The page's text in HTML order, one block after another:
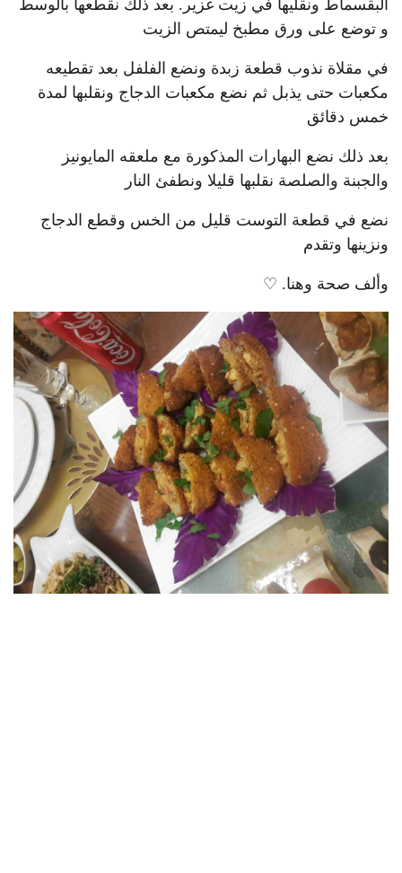
البقسماط ونقليها في زيت غزير. بعد ذلك نقطعها بالوسط
و توضع على ورق مطبخ ليمتص الزيت
في مقلاة نذوب قطعة زبدة ونضع الفلفل بعد تقطيعه
مكعبات حتى يذبل ثم نضع مكعبات الدجاج ونقلبها لمدة
خمس دقائق
بعد ذلك نضع البهارات المذكورة مع ملعقه المايونيز
والجبنة والصلصة نقلبها قليلا ونطفئ النار
نضع في قطعة التوست قليل من الخس وقطع الدجاج
ونزينها وتقدم
وألف صحة وهنا. ♡